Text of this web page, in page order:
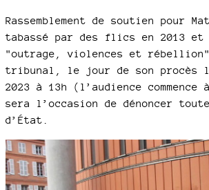
Rassemblement de soutien pour
tabassé par des flics en 2013 et
"outrage, violences et
tribunal, le jour de son procès
2023 à 13h (l’audience commence
sera l’occasion de dénoncer
d’État.